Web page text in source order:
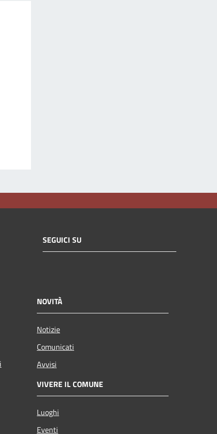
SEGUICI SU
NOVITÀ
Notizie
Comunicati
Avvisi
VIVERE IL COMUNE
Luoghi
Eventi